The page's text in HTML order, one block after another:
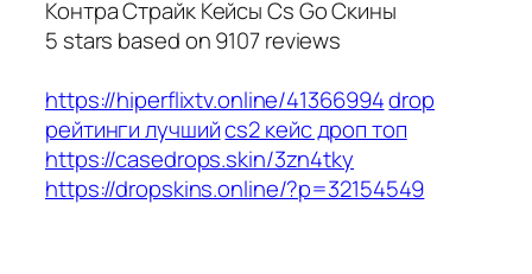
Контра Страйк Кейсы Cs Go Скины
5 stars based on9107reviews
https://hiperflixtv.online/41366994drop
рейтинги лучшийcs2 кейс дроп топ
https://casedrops.skin/3zn4tky
https://dropskins.online/?p=32154549